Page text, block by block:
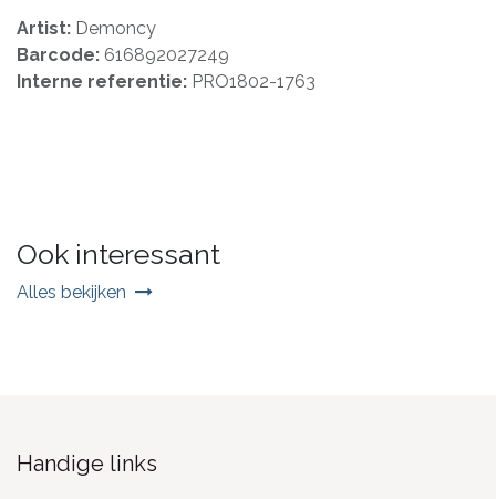
Artist: Demoncy
Barcode: 616892027249
Interne referentie: PRO1802-1763
Ook interessant
Alles bekijken
Handige links